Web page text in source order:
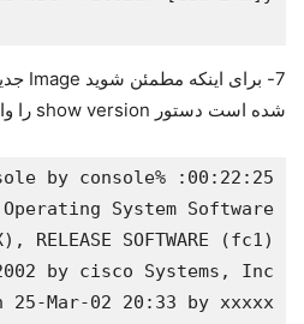
شده است دستور show version را وارد کنید.